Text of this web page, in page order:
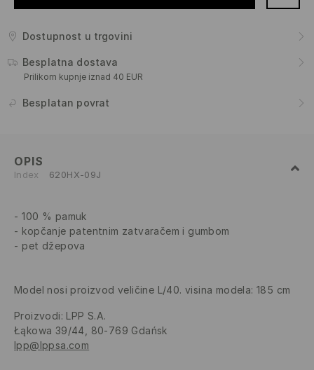
Dostupnost u trgovini
Besplatna dostava
Prilikom kupnje iznad 40 EUR
Besplatan povrat
OPIS
Index 620HX-09J
100 % pamuk
kopčanje patentnim zatvaračem i gumbom
pet džepova
Model nosi proizvod veličine L/40. visina modela: 185 cm
Proizvodi: LPP S.A.
Łąkowa 39/44, 80-769 Gdańsk
lpp@lppsa.com